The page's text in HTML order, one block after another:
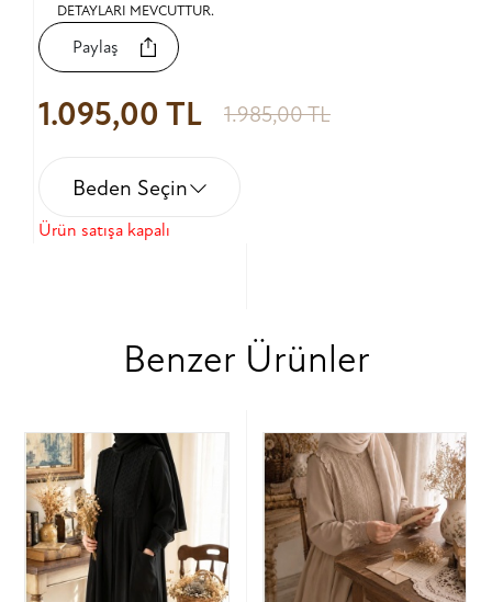
DETAYLARI MEVCUTTUR.
Paylaş
1.095,00 TL 1.985,00 TL
Beden Seçin
Ürün satışa kapalı
Benzer Ürünler